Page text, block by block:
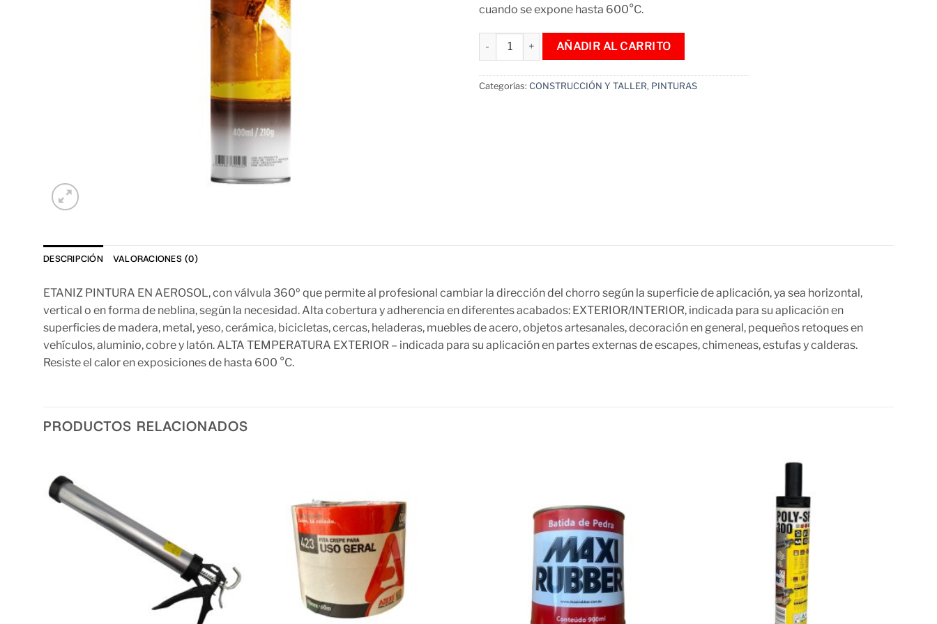
cuando se expone hasta 600°C.
Pintura en Spray Aerosol Alta Temperatura Etaniz - NEGRO MATE - 400ML cantidad
AÑADIR AL CARRITO
Categorías: CONSTRUCCIÓN Y TALLER, PINTURAS
DESCRIPCIÓN VALORACIONES (0)
ETANIZ PINTURA EN AEROSOL, con válvula 360º que permite al profesional cambiar la dirección del chorro según la superficie de aplicación, ya sea horizontal,
vertical o en forma de neblina, según la necesidad. Alta cobertura y adherencia en diferentes acabados: EXTERIOR/INTERIOR, indicada para su aplicación en
superficies de madera, metal, yeso, cerámica, bicicletas, cercas, heladeras, muebles de acero, objetos artesanales, decoración en general, pequeños retoques en
vehículos, aluminio, cobre y latón. ALTA TEMPERATURA EXTERIOR – indicada para su aplicación en partes externas de escapes, chimeneas, estufas y calderas.
Resiste el calor en exposiciones de hasta 600 °C.
PRODUCTOS RELACIONADOS